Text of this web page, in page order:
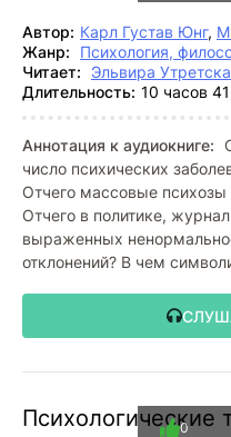
Автор: Карл Густав Юнг,
Жанр:
Психология,
Читает:
Эльвира
Длительность: 10 часов
Аннотация к аудиокниге:
число психических
Отчего массовые
Отчего в политике,
выраженных
отклонений? В чем
Психологические
0